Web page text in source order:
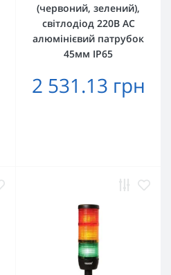
(червоний, зелений),
світлодіод 220В AC
алюмінієвий патрубок
45мм IP65
2 531.13 грн